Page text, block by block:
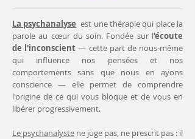
La psychanalyse est une thérapie qui place la
parole au cœur du soin. Fondée sur l'écoute
de l'inconscient— cette part de nous-même
qui influence nos pensées et nos
comportements sans que nous en ayons
conscience — elle permet de comprendre
l'origine de ce qui vous bloque et de vous en
libérer progressivement.
Le psychanalyste ne juge pas, ne prescrit pas : il